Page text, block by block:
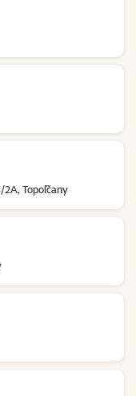
2A, Topoľčany